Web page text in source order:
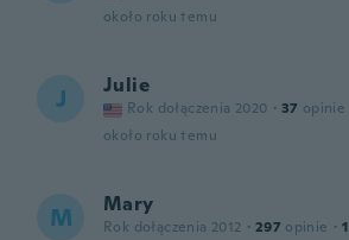
około roku temu
J Julie
Rok dołączenia 2020 · 37 opinie
około roku temu
M Mary
Rok dołączenia 2012 · 297 opinie · 1